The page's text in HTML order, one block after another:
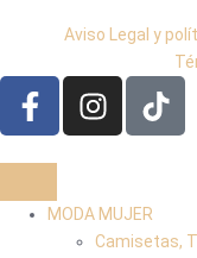
Aviso Legal y
MODA MUJER
Camisetas,